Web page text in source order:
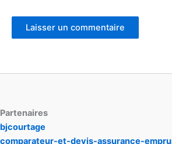
Partenaires
bjcourtage
comparateur-et-devis-assurance-